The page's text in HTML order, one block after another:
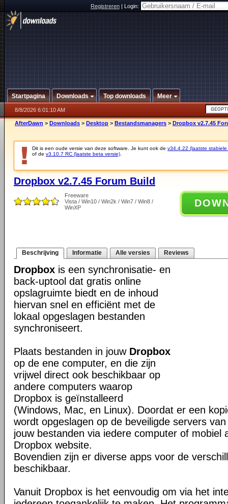
Registreren|Login:
Startpagina Downloads Top downloads Meer
8/8/2026 6:01:10 AM
AfterDawn > Downloads > Desktop > Bestandsmanagers > Dropbox v2.7.45
Dit is een oude versie van deze software. Je kunt ook de v34.4.22 (laatste stabiele
of de v3.10.7 RC (laatste beta versie)
Dropbox v2.7.45 Forum Build
Freeware
Vista / Win10 / Win2k / Win7 / Win8 /
WinXP
Beschrijving Informatie Alle versies Reviews
Dropbox is een synchronisatie- en
back-uptool dat gratis online
opslagruimte biedt en de inhoud
hiervan snel en efficiënt met de
lokaal opgeslagen bestanden
synchroniseert.
Plaats bestanden in jouw Dropbox
op de ene computer, en die zijn
vrijwel direct ook beschikbaar op
andere computers waarop
Dropbox is geïnstalleerd
(Windows, Mac, en Linux). Doordat er een
wordt opgeslagen op de beveiligde servers
jouw bestanden via iedere computer of mobiel
Dropbox website.
Bovendien zijn er diverse apps voor de
beschikbaar.
Vanuit Dropbox is het eenvoudig om via het